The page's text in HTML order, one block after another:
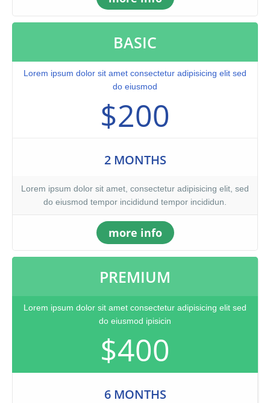
BASIC
Lorem ipsum dolor sit amet consectetur adipisicing elit sed
do eiusmod
$200
2 MONTHS
Lorem ipsum dolor sit amet, consectetur adipisicing elit, sed
do eiusmod tempor incididund tempor incididun.
more info
PREMIUM
Lorem ipsum dolor sit amet consectetur adipisicing elit sed
do eiusmod ipisicin
$400
6 MONTHS